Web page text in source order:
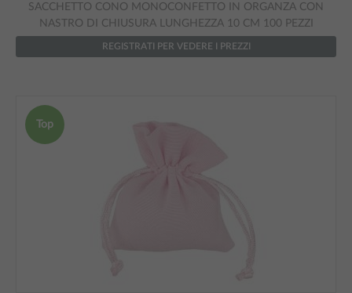
SACCHETTO CONO MONOCONFETTO IN ORGANZA CON
NASTRO DI CHIUSURA LUNGHEZZA 10 CM 100 PEZZI
REGISTRATI PER VEDERE I PREZZI
Top